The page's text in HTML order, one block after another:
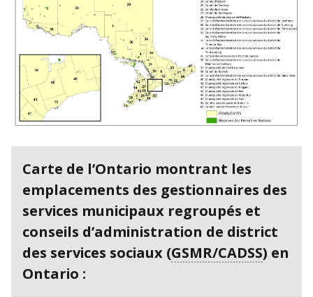
Carte de l’Ontario montrant les
emplacements des gestionnaires des
services municipaux regroupés et
conseils d’administration de district
des services sociaux (GSMR/CADSS) en
Ontario :